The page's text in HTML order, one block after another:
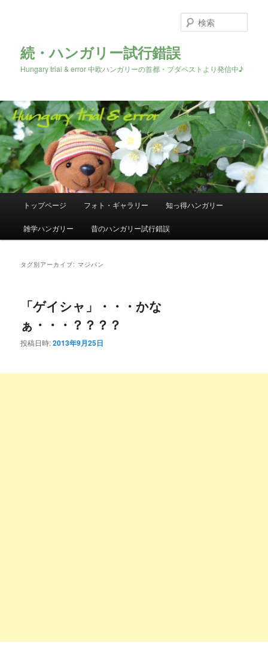
続・ハンガリー試行錯誤
Hungary trial & error 中欧ハンガリーの首都・ブダペストより発信中♪
索
メ
メ
イ
ン
テ
サ
ブ
テ
ン
トップページ フォト・ギャラリー 知っ得ハンガリー
雑学ハンガリー 昔のハンガリー試行錯誤
タグ別アーカイブ:マジパン
「ゲイシャ」・・・かな
ぁ・・・？？？？
投稿日時:2013年9月25日